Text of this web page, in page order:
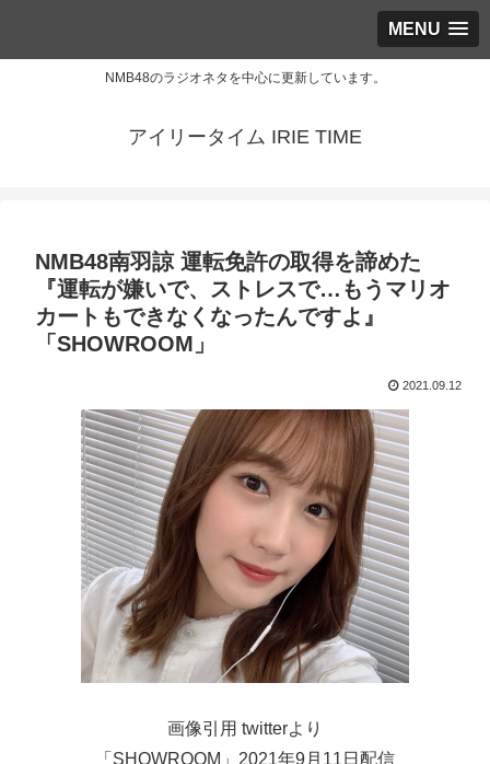
MENU
NMB48のラジオネタを中心に更新しています。
アイリータイム IRIE TIME
NMB48南羽諒 運転免許の取得を諦めた
『運転が嫌いで、ストレスで…もうマリオ
カートもできなくなったんですよ』
「SHOWROOM」
2021.09.12
画像引用 twitterより
「SHOWROOM」2021年9月11日配信